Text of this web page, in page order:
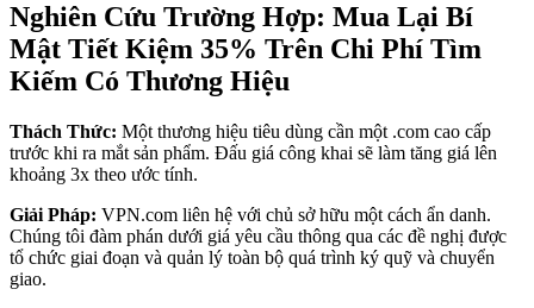
Nghiên Cứu Trường Hợp: Mua Lại Bí
Mật Tiết Kiệm 35% Trên Chi Phí Tìm
Kiếm Có Thương Hiệu
Thách Thức: Một thương hiệu tiêu dùng cần một .com cao cấp
trước khi ra mắt sản phẩm. Đấu giá công khai sẽ làm tăng giá lên
khoảng 3x theo ước tính.
Giải Pháp: VPN.com liên hệ với chủ sở hữu một cách ẩn danh.
Chúng tôi đàm phán dưới giá yêu cầu thông qua các đề nghị được
tổ chức giai đoạn và quản lý toàn bộ quá trình ký quỹ và chuyển
giao.